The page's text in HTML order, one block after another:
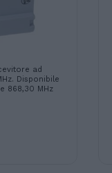
ad
Disponibile
868,30 MHz